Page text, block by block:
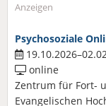
Anzeigen
Psychosoziale
online
Zentrum für Fort-
Evangelischen